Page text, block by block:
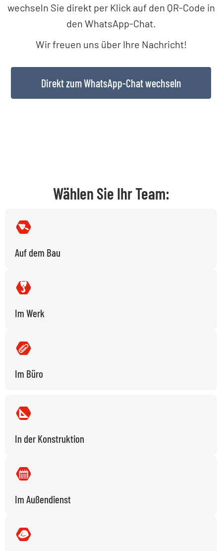
wechseln Sie direkt per Klick auf den QR-Code in
den WhatsApp-Chat.
Wir freuen uns über Ihre Nachricht!
Direkt zum WhatsApp-Chat wechseln
Wählen Sie Ihr Team:
Auf dem Bau
Im Werk
Im Büro​
In der Konstruktion
Im Außendienst